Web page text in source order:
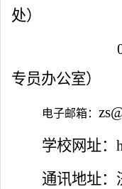
处）
专员办公室）
电子邮箱： zs
学校网址：
通讯地址：